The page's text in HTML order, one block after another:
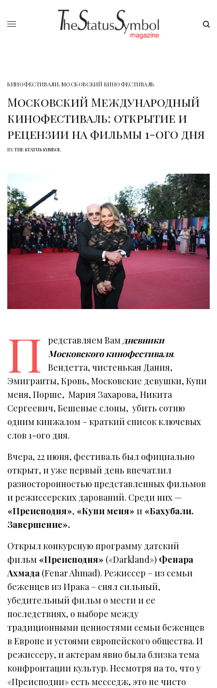
КИНОФЕСТИВАЛИ, МОСКОВСКИЙ КИНОФЕСТИВАЛЬ
Московский Международный
кинофестиваль: открытие и
рецензии на фильмы 1-ого дня
BYTHE STATUS SYMBOL
П редставляем Вам дневники
Московского кинофестиваля.
Вендетта, чистенькая Дания,
Эмигранты, Кровь, Московские девушки, Купи
меня, Порше, Мария Захарова, Никита
Сергеевич, Бешеные слоны, убить сотню
одним кинжалом – краткий список ключевых
слов 1-ого дня.
Вчера, 22 июня, фестиваль был официально
открыт, и уже первый день впечатлил
разносторонностью представленных фильмов
и режиссерских дарований. Среди них —
«Преисподня», «Купи меня» и «Бахубали.
Завершение».
Открыл конкурсную программу датский
фильм «Преисподня» («Darkland») Фенара
Ахмада (Fenar Ahmad). Режиссер – из семьи
беженцев из Ирака – снял сильный,
убедительный фильм о мести и ее
последствиях, о выборе между
традиционными ценностями семьи беженцев
в Европе и устоями европейского общества. И
режиссеру, и актерам явно была близка тема
конфронтации культур. Несмотря на то, что у
«Преисподни» есть месседж, это не чисто